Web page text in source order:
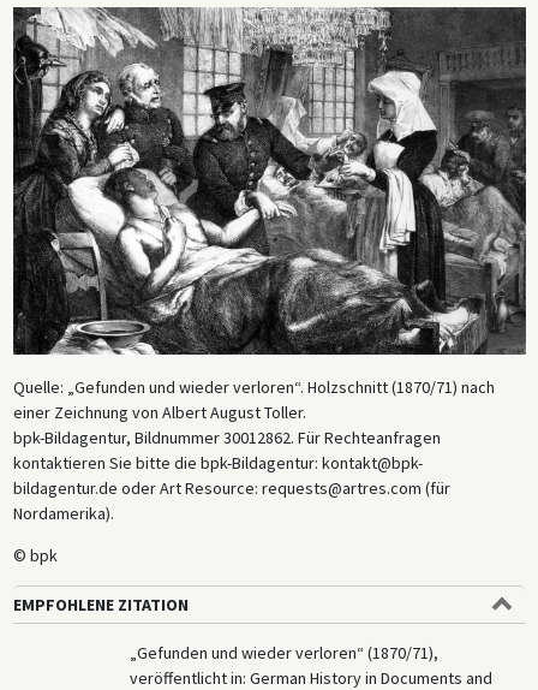
Quelle: „Gefunden und wieder verloren“. Holzschnitt (1870/71) nach
einer Zeichnung von Albert August Toller.
bpk-Bildagentur, Bildnummer 30012862. Für Rechteanfragen
kontaktieren Sie bitte die bpk-Bildagentur: kontakt@bpk-
bildagentur.de oder Art Resource: requests@artres.com (für
Nordamerika).
© bpk
EMPFOHLENE ZITATION
„Gefunden und wieder verloren“ (1870/71),
veröffentlicht in: German History in Documents and